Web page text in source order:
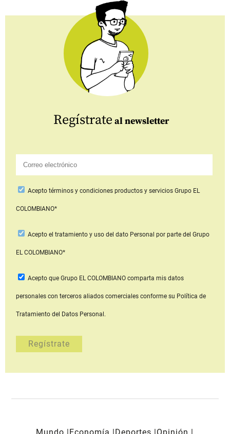
Regístrate al newsletter
Aceptotérminos y condiciones productos y serviciosGrupo EL
COLOMBIANO*
Acepto el tratamiento y uso del dato Personal por parte del Grupo
EL COLOMBIANO*
Acepto que Grupo EL COLOMBIANOcomparta mis datos
personales con terceros aliados comerciales conforme su Política de
Tratamiento del Datos Personal.